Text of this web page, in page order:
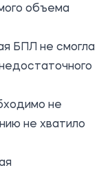
объема
БПЛ не смогла
не
не хватило